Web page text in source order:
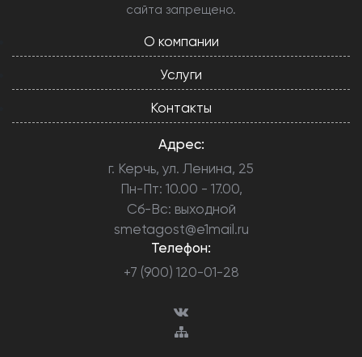
сайта запрещено.
О компании
Услуги
Контакты
Адрес:
г. Керчь, ул. Ленина, 25
Пн-Пт: 10.00 - 17.00,
Сб-Вс: выходной
smetagost@e1mail.ru
Телефон:
+7 (900) 120-01-28